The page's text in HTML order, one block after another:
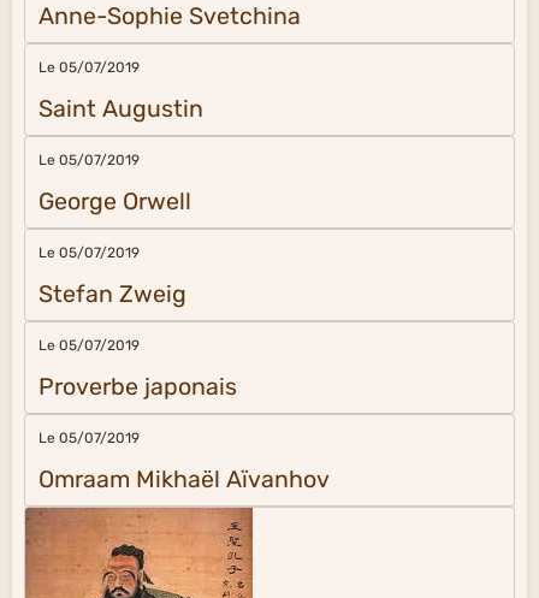
Anne-Sophie Svetchina
Le 05/07/2019
Saint Augustin
Le 05/07/2019
George Orwell
Le 05/07/2019
Stefan Zweig
Le 05/07/2019
Proverbe japonais
Le 05/07/2019
Omraam Mikhaël Aïvanhov